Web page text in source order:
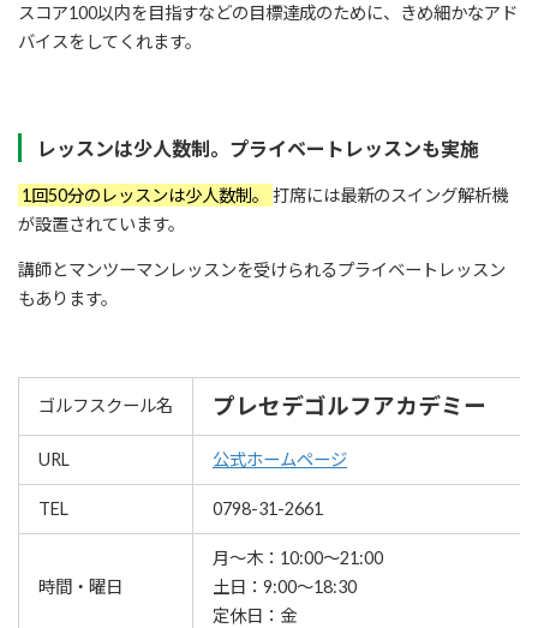
スコア100以内を目指すなどの目標達成のために、きめ細かなアド
バイスをしてくれます。
レッスンは少人数制。プライベートレッスンも実施
1回50分のレッスンは少人数制。 打席には最新のスイング解析機
が設置されています。
講師とマンツーマンレッスンを受けられるプライベートレッスン
もあります。
ゴルフスクール名 プレセデゴルフアカデミー
URL 公式ホームページ
TEL 0798-31-2661
時間・曜日
月～木：10:00～21:00
土日：9:00～18:30
定休日：金